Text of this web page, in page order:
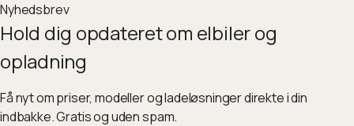
Nyhedsbrev
Hold dig opdateret om elbiler og
opladning
Få nyt om priser, modeller og ladeløsninger direkte i din
indbakke. Gratis og uden spam.